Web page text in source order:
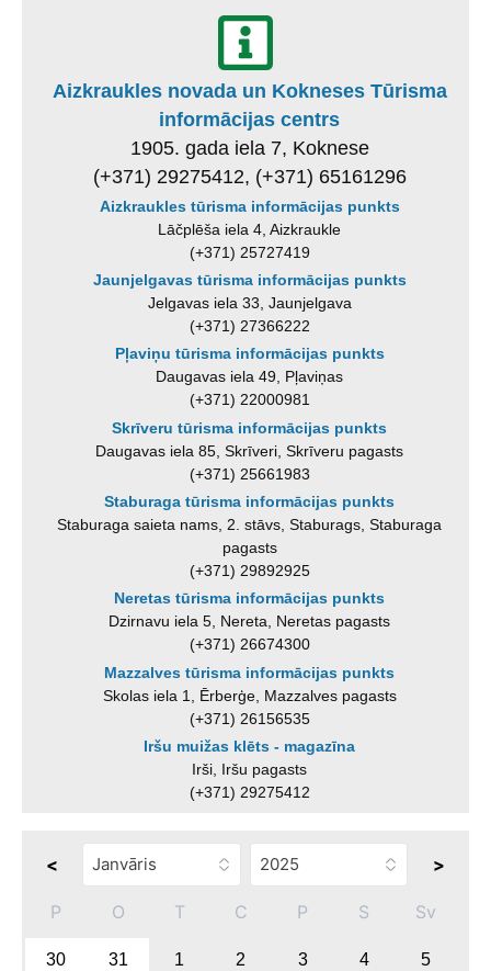
Aizkraukles novada un Kokneses Tūrisma
informācijas centrs
1905. gada iela 7, Koknese
(+371) 29275412, (+371) 65161296
Aizkraukles tūrisma informācijas punkts
Lāčplēša iela 4, Aizkraukle
(+371) 25727419
Jaunjelgavas tūrisma informācijas punkts
Jelgavas iela 33, Jaunjelgava
(+371) 27366222
Pļaviņu tūrisma informācijas punkts
Daugavas iela 49, Pļaviņas
(+371) 22000981
Skrīveru tūrisma informācijas punkts
Daugavas iela 85, Skrīveri, Skrīveru pagasts
(+371) 25661983
Staburaga tūrisma informācijas punkts
Staburaga saieta nams, 2. stāvs, Staburags, Staburaga
pagasts
(+371) 29892925
Neretas tūrisma informācijas punkts
Dzirnavu iela 5, Nereta, Neretas pagasts
(+371) 26674300
Mazzalves tūrisma informācijas punkts
Skolas iela 1, Ērberģe, Mazzalves pagasts
(+371) 26156535
Iršu muižas klēts - magazīna
Irši, Iršu pagasts
(+371) 29275412
< >
P O T C P S Sv
30 31 1 2 3 4 5